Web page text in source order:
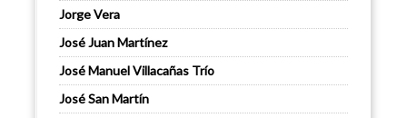
Jorge Vera
José Juan Martínez
José Manuel Villacañas Trío
José San Martín